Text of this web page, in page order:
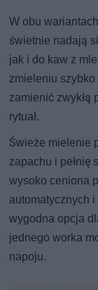
W obu
świetnie nadają
jak i do kaw z
zmieleniu
zamienić zwykłą
rytuał.
Świeże mielenie
zapachu i pełnię
wysoko ceniona
automatycznych
wygodna opcja
jednego worka
napoju.